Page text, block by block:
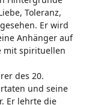
Toleranz,
Er wird
Anhänger auf
mit spirituellen
des 20.
und seine
Er lehrte die